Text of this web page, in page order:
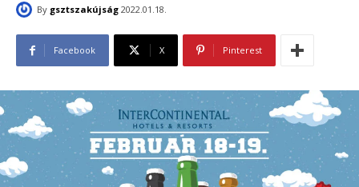
By gsztszakújság 2022.01.18.
Facebook X Pinterest